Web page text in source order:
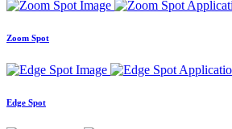
Zoom Spot
Edge Spot